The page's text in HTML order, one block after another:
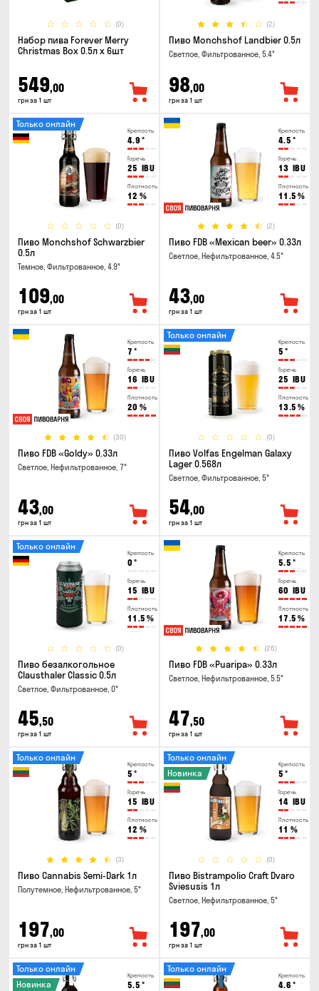
(0)
Набор пива Forever Merry
Christmas Box 0.5л x 6шт
549,00
грн за 1 шт
(2)
Пиво Monchshof Landbier 0.5л
Светлое, Фильтрованное, 5.4°
98,00
грн за 1 шт
Крепость
4.9 °
Горечь
25 IBU
Плотность
12 %
(0)
Только онлайн
Пиво Monchshof Schwarzbier
0.5л
Темное, Фильтрованное, 4.9°
109,00
грн за 1 шт
Крепость
4.5 °
Горечь
13 IBU
Плотность
11.5 %
(2)
Пиво FDB «Mexican beer» 0.33л
Светлое, Нефильтрованное, 4.5°
43,00
грн за 1 шт
Крепость
7 °
Горечь
16 IBU
Плотность
20 %
(30)
Пиво FDB «Goldy» 0.33л
Светлое, Нефильтрованное, 7°
43,00
грн за 1 шт
Крепость
5 °
Горечь
25 IBU
Плотность
13.5 %
(0)
Только онлайн
Пиво Volfas Engelman Galaxy
Lager 0.568л
Светлое, Фильтрованное, 5°
54,00
грн за 1 шт
Крепость
0 °
Горечь
15 IBU
Плотность
11.5 %
(0)
Только онлайн
Пиво безалкогольное
Clausthaler Classic 0.5л
Светлое, Фильтрованное, 0°
45,50
грн за 1 шт
Крепость
5.5 °
Горечь
60 IBU
Плотность
17.5 %
(26)
Пиво FDB «Puaripa» 0.33л
Светлое, Нефильтрованное, 5.5°
47,50
грн за 1 шт
Крепость
5 °
Горечь
15 IBU
Плотность
12 %
(3)
Только онлайн
Пиво Cannabis Semi-Dark 1л
Полутемное, Нефильтрованное, 5°
197,00
грн за 1 шт
Крепость
5 °
Горечь
14 IBU
Плотность
11 %
(0)
Только онлайн
Новинка
Пиво Bistrampolio Craft Dvaro
Sviesusis 1л
Светлое, Нефильтрованное, 5°
197,00
грн за 1 шт
Крепость
5.5 °
Только онлайн
Новинка
Крепость
4.6 °
Только онлайн